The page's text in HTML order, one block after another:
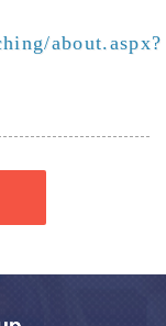
about.aspx?